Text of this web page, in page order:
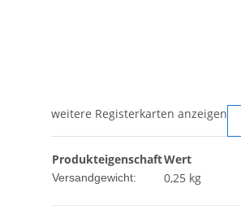
weitere Registerkarten anzeigen
ProdukteigenschaftWert
Versandgewicht: 0,25 kg